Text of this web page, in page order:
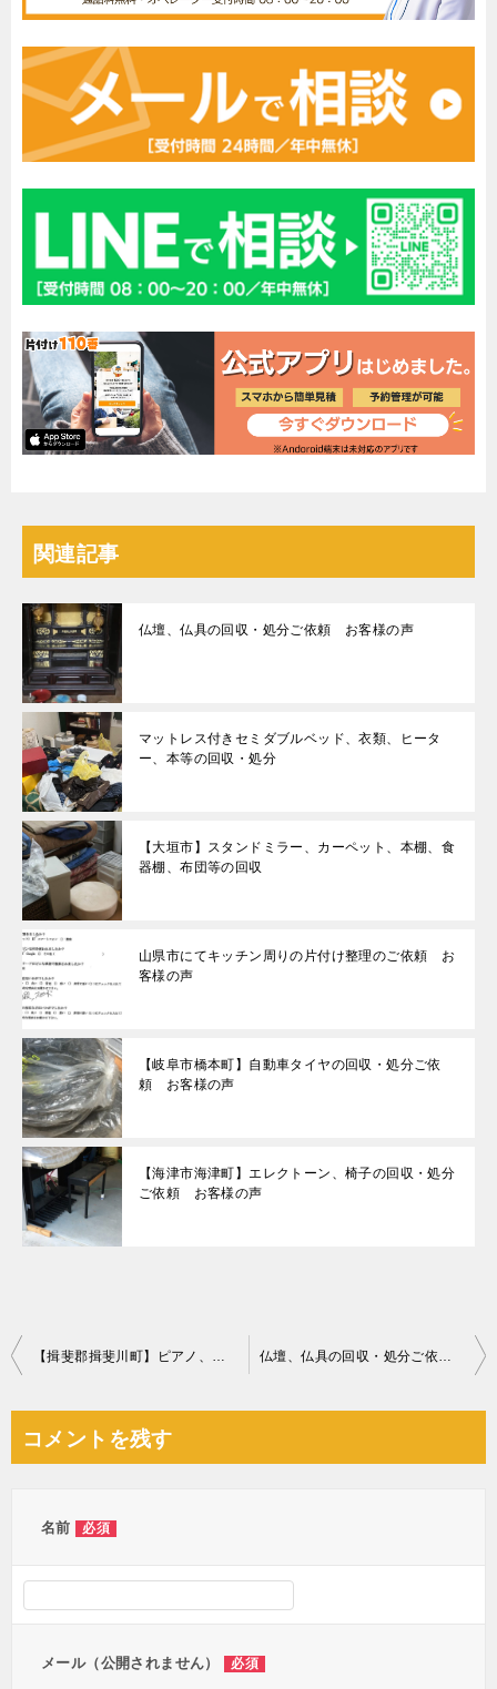
関連記事
仏壇、仏具の回収・処分ご依頼 お客様の声
マットレス付きセミダブルベッド、衣類、ヒータ
ー、本等の回収・処分
【大垣市】スタンドミラー、カーペット、本棚、食
器棚、布団等の回収
山県市にてキッチン周りの片付け整理のご依頼 お
客様の声
【岐阜市橋本町】自動車タイヤの回収・処分ご依
頼 お客様の声
【海津市海津町】エレクトーン、椅子の回収・処分
ご依頼 お客様の声
投
ビ
【揖斐郡揖斐川町】ピアノ、小型家電の回収・処分ご依頼 お客様の声 仏壇、仏具の回収・処分ご依頼 お客様の声
コメントを残す
名前 必須
メール（公開されません） 必須